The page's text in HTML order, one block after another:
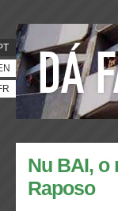
Nu BAI, o
Raposo